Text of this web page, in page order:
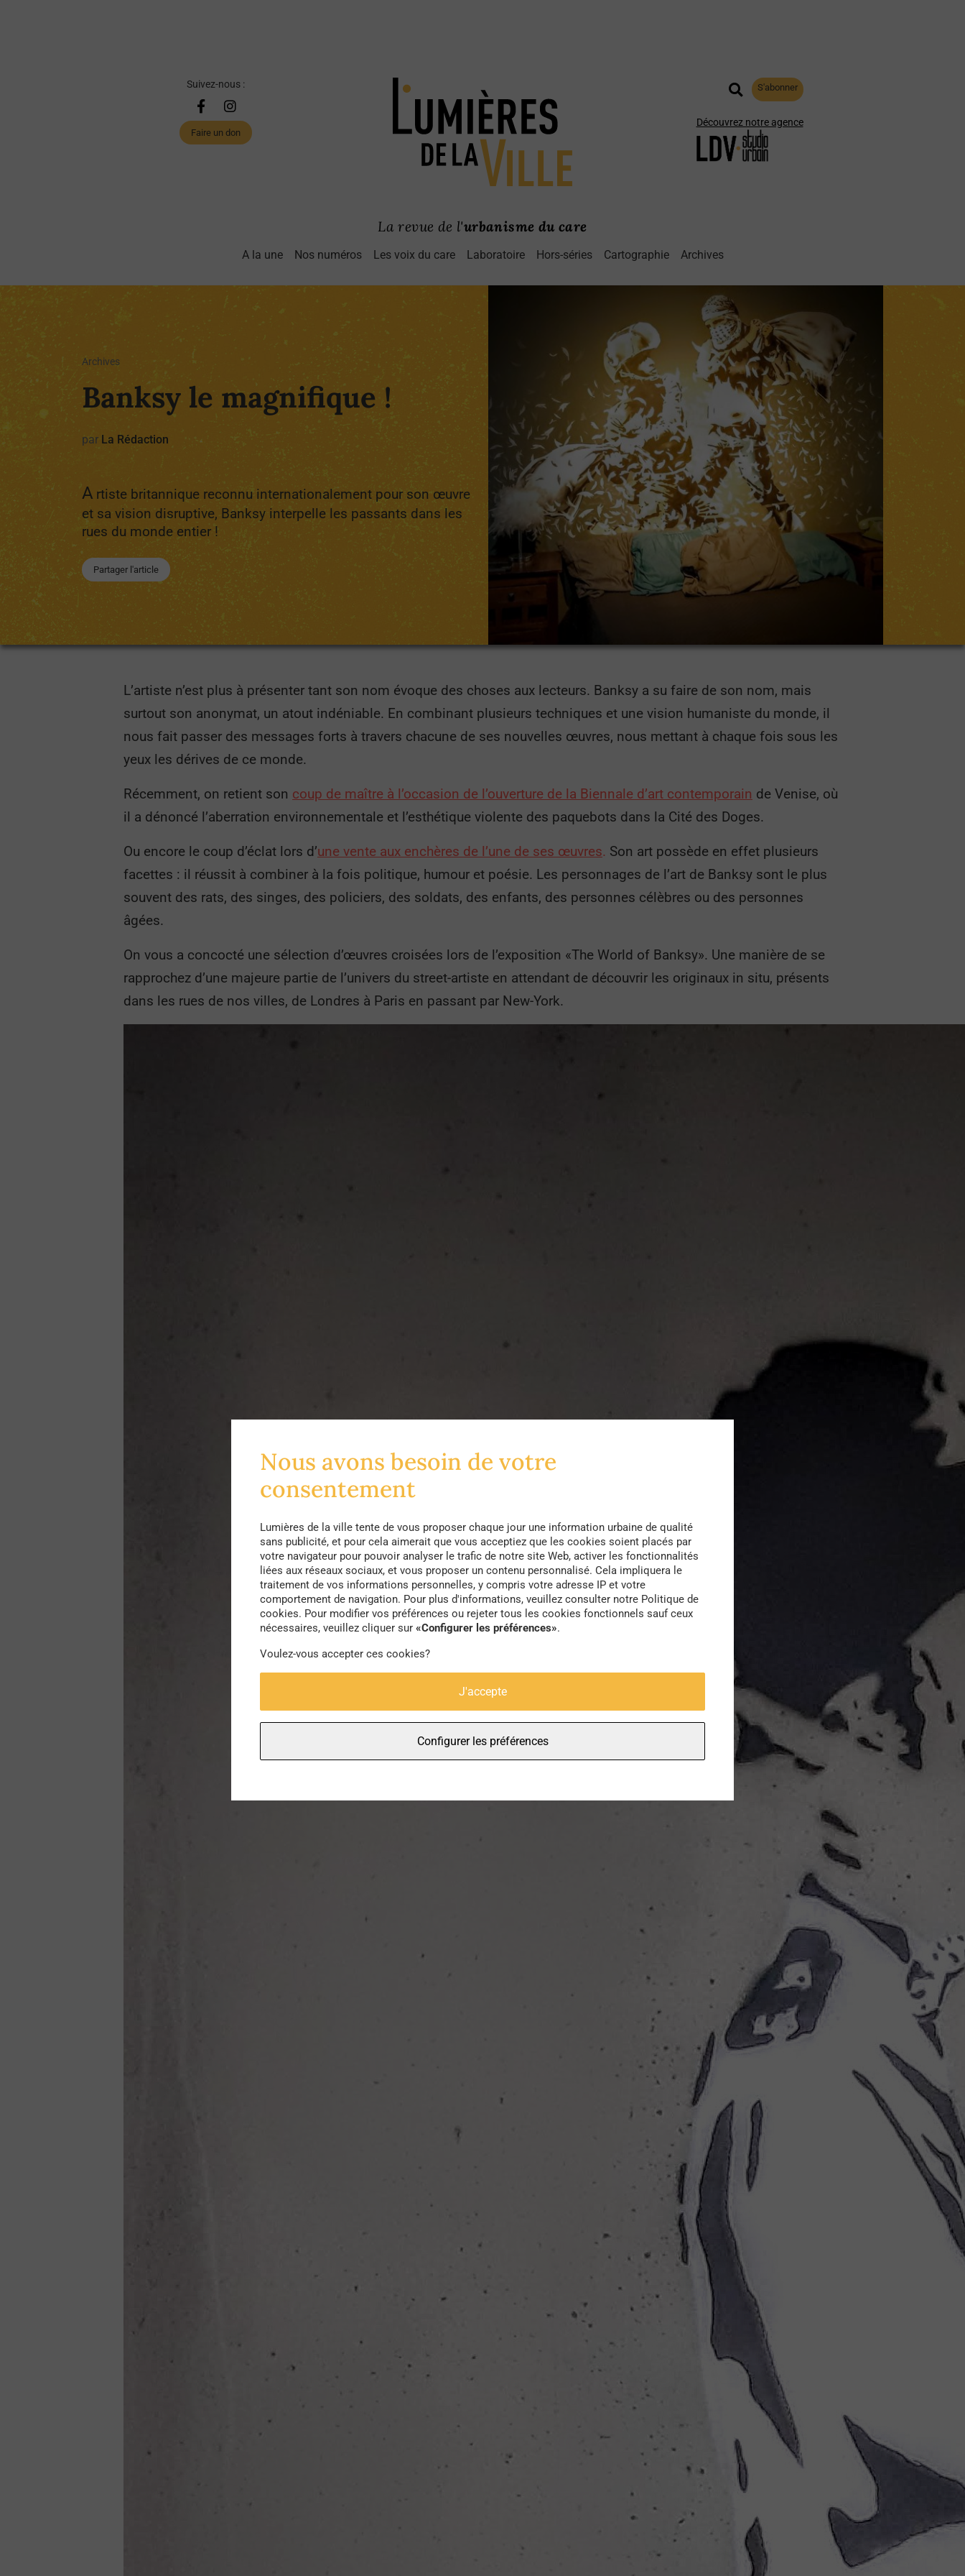
Suivez-nous :
Faire un don
S'abonner
Découvrez notre agence
La revue de l'urbanisme du care
A la une Nos numéros Les voix du care Laboratoire Hors-séries Cartographie Archives
Archives
Banksy le magnifique !
par La Rédaction
A rtiste britannique reconnu internationalement pour son œuvre
et sa vision disruptive, Banksy interpelle les passants dans les
rues du monde entier !
Partager l'article
L’artiste n’est plus à présenter tant son nom évoque des choses aux lecteurs. Banksy a su faire de son nom, mais
surtout son anonymat, un atout indéniable. En combinant plusieurs techniques et une vision humaniste du monde, il
nous fait passer des messages forts à travers chacune de ses nouvelles œuvres, nous mettant à chaque fois sous les
yeux les dérives de ce monde.
Récemment, on retient son coup de maître à l’occasion de l’ouverture de la Biennale d’art contemporain de Venise, où
il a dénoncé l’aberration environnementale et l’esthétique violente des paquebots dans la Cité des Doges.
Ou encore le coup d’éclat lors d’une vente aux enchères de l’une de ses œuvres. Son art possède en effet plusieurs
facettes : il réussit à combiner à la fois politique, humour et poésie. Les personnages de l’art de Banksy sont le plus
souvent des rats, des singes, des policiers, des soldats, des enfants, des personnes célèbres ou des personnes
âgées.
On vous a concocté une sélection d’œuvres croisées lors de l’exposition «The World of Banksy». Une manière de se
rapprochez d’une majeure partie de l’univers du street-artiste en attendant de découvrir les originaux in situ, présents
dans les rues de nos villes, de Londres à Paris en passant par New-York.
Nous avons besoin de votre
consentement
Lumières de la ville tente de vous proposer chaque jour une information urbaine de qualité
sans publicité, et pour cela aimerait que vous acceptiez que les cookies soient placés par
votre navigateur pour pouvoir analyser le trafic de notre site Web, activer les fonctionnalités
liées aux réseaux sociaux, et vous proposer un contenu personnalisé. Cela impliquera le
traitement de vos informations personnelles, y compris votre adresse IP et votre
comportement de navigation. Pour plus d'informations, veuillez consulter notre Politique de
cookies. Pour modifier vos préférences ou rejeter tous les cookies fonctionnels sauf ceux
nécessaires, veuillez cliquer sur «Configurer les préférences».
Voulez-vous accepter ces cookies?
J'accepte
Configurer les préférences